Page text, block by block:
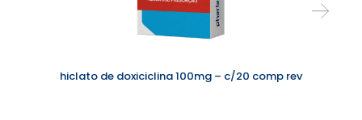
hiclato de doxiciclina 100mg – c/20 comp rev